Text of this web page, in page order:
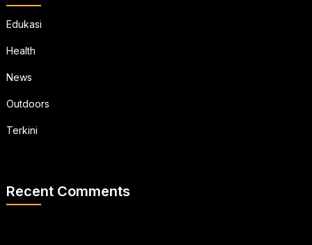
Edukasi
Health
News
Outdoors
Terkini
Recent Comments